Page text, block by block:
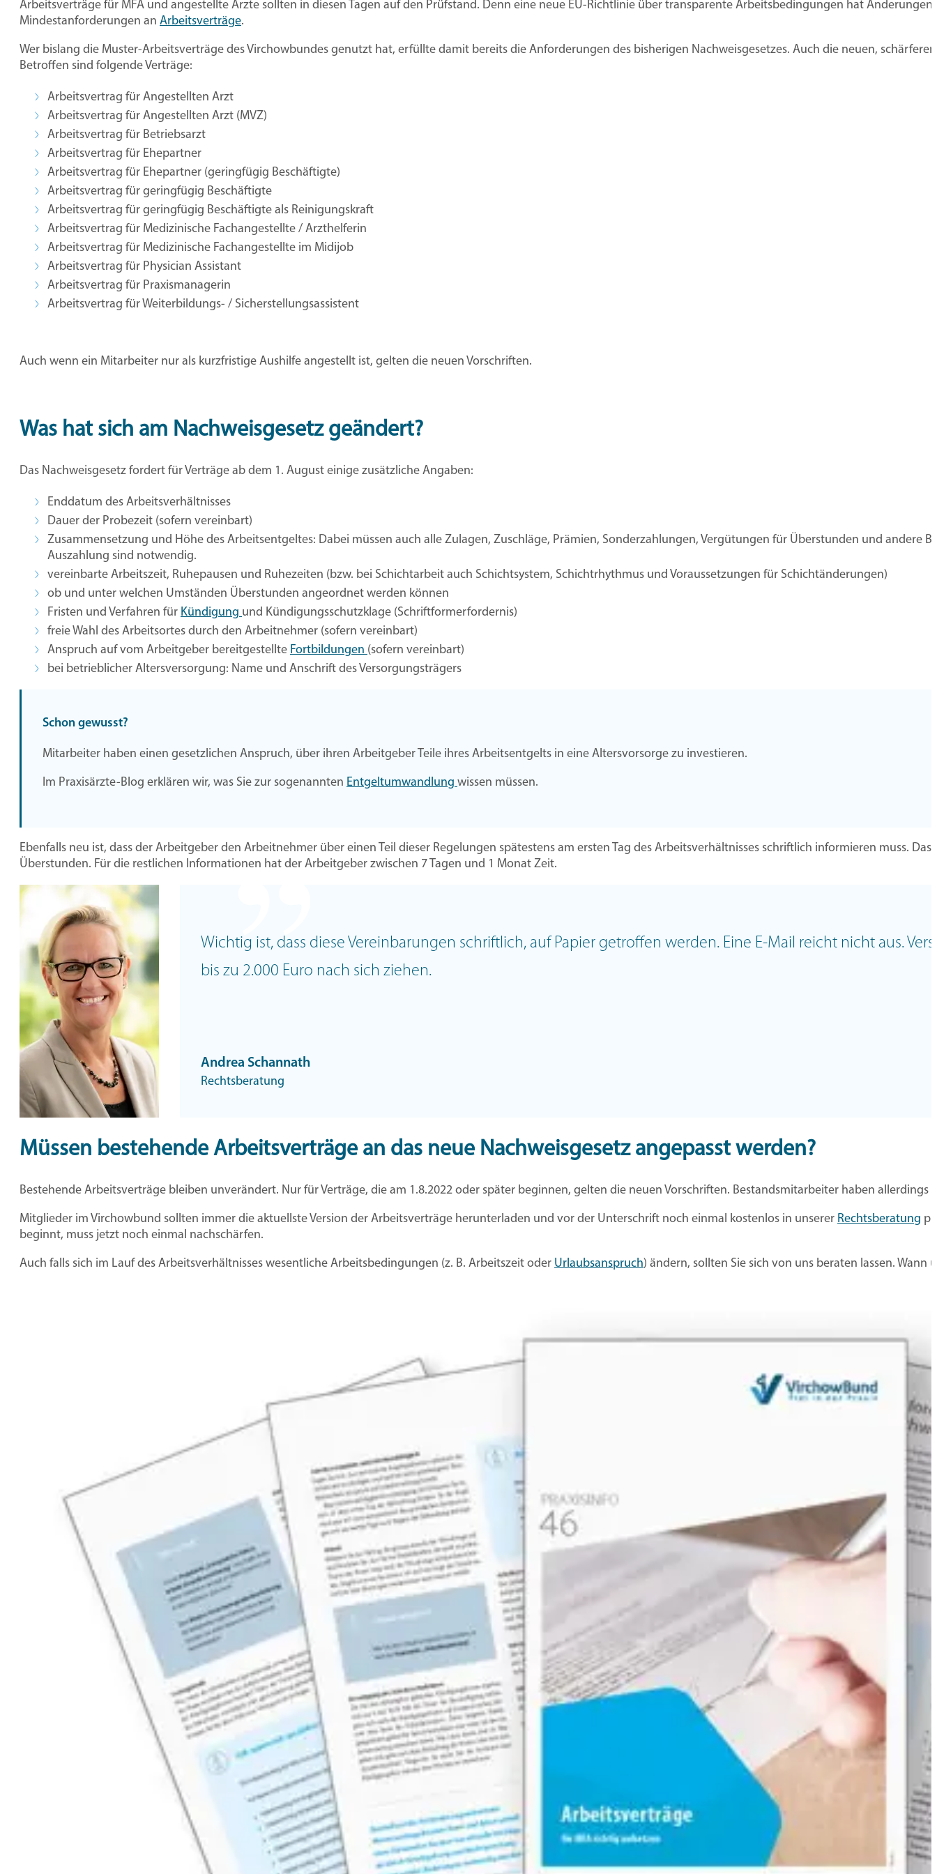
Arbeitsverträge für MFA und angestellte Ärzte sollten in diesen Tagen auf den Prüfstand. Denn eine neue EU-Richtlinie über transparente Arbeitsbedingungen hat
Mindestanforderungen an Arbeitsverträge.
Wer bislang die Muster-Arbeitsverträge des Virchowbundes genutzt hat, erfüllte damit bereits die Anforderungen des bisherigen Nachweisgesetzes. Auch die neuen,
Betroffen sind folgende Verträge:
Arbeitsvertrag für Angestellten Arzt
Arbeitsvertrag für Angestellten Arzt (MVZ)
Arbeitsvertrag für Betriebsarzt
Arbeitsvertrag für Ehepartner
Arbeitsvertrag für Ehepartner (geringfügig Beschäftigte)
Arbeitsvertrag für geringfügig Beschäftigte
Arbeitsvertrag für geringfügig Beschäftigte als Reinigungskraft
Arbeitsvertrag für Medizinische Fachangestellte / Arzthelferin
Arbeitsvertrag für Medizinische Fachangestellte im Midijob
Arbeitsvertrag für Physician Assistant
Arbeitsvertrag für Praxismanagerin
Arbeitsvertrag für Weiterbildungs- / Sicherstellungsassistent
Auch wenn ein Mitarbeiter nur als kurzfristige Aushilfe angestellt ist, gelten die neuen Vorschriften.
Was hat sich am Nachweisgesetz geändert?
Das Nachweisgesetz fordert für Verträge ab dem 1. August einige zusätzliche Angaben:
Enddatum des Arbeitsverhältnisses
Dauer der Probezeit (sofern vereinbart)
Zusammensetzung und Höhe des Arbeitsentgeltes: Dabei müssen auch alle Zulagen, Zuschläge, Prämien, Sonderzahlungen, Vergütungen für Überstunden und
Auszahlung sind notwendig.
vereinbarte Arbeitszeit, Ruhepausen und Ruhezeiten (bzw. bei Schichtarbeit auch Schichtsystem, Schichtrhythmus und Voraussetzungen für Schichtänderungen)
ob und unter welchen Umständen Überstunden angeordnet werden können
Fristen und Verfahren für Kündigung und Kündigungsschutzklage (Schriftformerfordernis)
freie Wahl des Arbeitsortes durch den Arbeitnehmer (sofern vereinbart)
Anspruch auf vom Arbeitgeber bereitgestellte Fortbildungen (sofern vereinbart)
bei betrieblicher Altersversorgung: Name und Anschrift des Versorgungsträgers
Schon gewusst?
Mitarbeiter haben einen gesetzlichen Anspruch, über ihren Arbeitgeber Teile ihres Arbeitsentgelts in eine Altersvorsorge zu investieren.
Im Praxisärzte-Blog erklären wir, was Sie zur sogenannten Entgeltumwandlung wissen müssen.
Ebenfalls neu ist, dass der Arbeitgeber den Arbeitnehmer über einen Teil dieser Regelungen spätestens am ersten Tag des Arbeitsverhältnisses schriftlich informieren muss.
Überstunden. Für die restlichen Informationen hat der Arbeitgeber zwischen 7 Tagen und 1 Monat Zeit.
Wichtig ist, dass diese Vereinbarungen schriftlich, auf Papier getroffen werden. Eine E-Mail reicht nicht aus.
bis zu 2.000 Euro nach sich ziehen.
Andrea Schannath
Rechtsberatung
Müssen bestehende Arbeitsverträge an das neue Nachweisgesetz angepasst werden?
Bestehende Arbeitsverträge bleiben unverändert. Nur für Verträge, die am 1.8.2022 oder später beginnen, gelten die neuen Vorschriften. Bestandsmitarbeiter haben
Mitglieder im Virchowbund sollten immer die aktuellste Version der Arbeitsverträge herunterladen und vor der Unterschrift noch einmal kostenlos in unserer Rechtsberatung
beginnt, muss jetzt noch einmal nachschärfen.
Auch falls sich im Lauf des Arbeitsverhältnisses wesentliche Arbeitsbedingungen (z. B. Arbeitszeit oder Urlaubsanspruch) ändern, sollten Sie sich von uns beraten lassen.